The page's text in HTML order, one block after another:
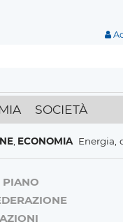
SOCIETÀ
Energia, dal
PIANO